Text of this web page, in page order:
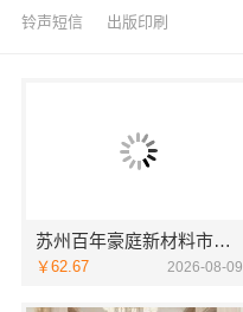
铃声短信 出版印刷
苏州百年豪庭新材料市区专业家装服务，老房翻新拎包入住
￥62.67 2026-08-09